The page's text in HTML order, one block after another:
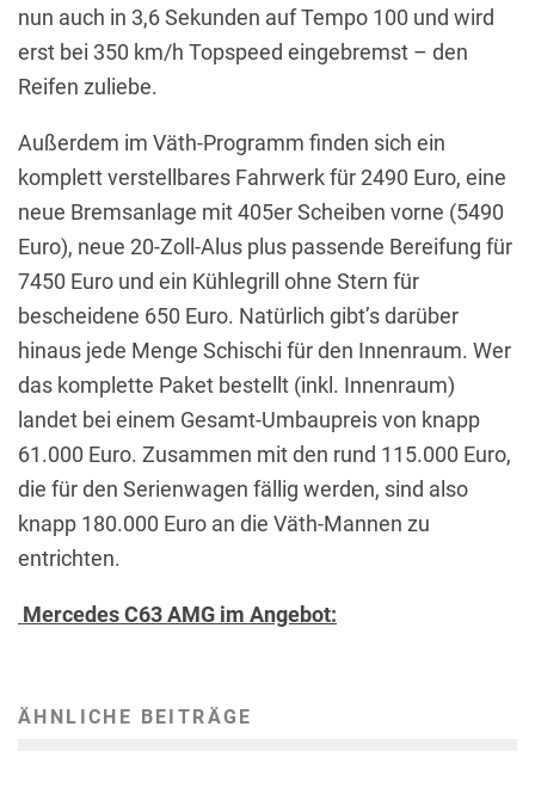
nun auch in 3,6 Sekunden auf Tempo 100 und wird
erst bei 350 km/h Topspeed eingebremst – den
Reifen zuliebe.
Außerdem im Väth-Programm finden sich ein
komplett verstellbares Fahrwerk für 2490 Euro, eine
neue Bremsanlage mit 405er Scheiben vorne (5490
Euro), neue 20-Zoll-Alus plus passende Bereifung für
7450 Euro und ein Kühlegrill ohne Stern für
bescheidene 650 Euro. Natürlich gibt’s darüber
hinaus jede Menge Schischi für den Innenraum. Wer
das komplette Paket bestellt (inkl. Innenraum)
landet bei einem Gesamt-Umbaupreis von knapp
61.000 Euro. Zusammen mit den rund 115.000 Euro,
die für den Serienwagen fällig werden, sind also
knapp 180.000 Euro an die Väth-Mannen zu
entrichten.
Mercedes C63 AMG im Angebot:
ÄHNLICHE BEITRÄGE